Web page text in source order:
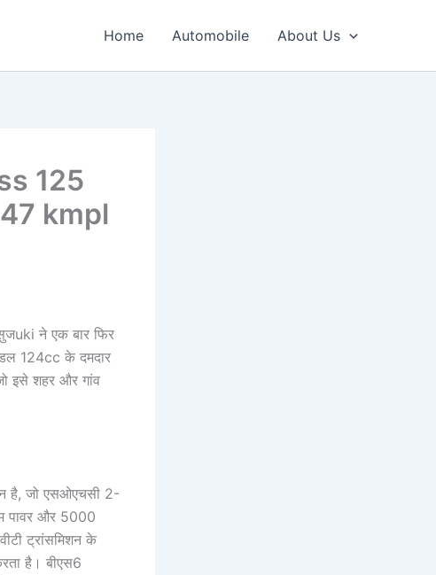
Home Automobile About Us
125
47 kmpl
ने एक बार फिर
124cc के दमदार
इसे शहर और गांव
है, जो एसओएचसी 2-
पावर और 5000
ट्रांसमिशन के
है। बीएस6